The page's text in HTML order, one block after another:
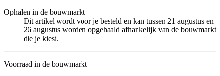
Ophalen in de bouwmarkt
Dit artikel wordt voor je besteld en kan tussen 21 augustus en
26 augustus worden opgehaald afhankelijk van de bouwmarkt
die je kiest.
Voorraad in de bouwmarkt